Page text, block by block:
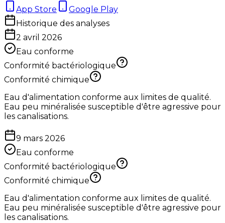
App Store
Google Play
Historique des analyses
2 avril 2026
Eau conforme
Conformité bactériologique
Conformité chimique
Eau d'alimentation conforme aux limites de qualité.
Eau peu minéralisée susceptible d'être agressive pour
les canalisations.
9 mars 2026
Eau conforme
Conformité bactériologique
Conformité chimique
Eau d'alimentation conforme aux limites de qualité.
Eau peu minéralisée susceptible d'être agressive pour
les canalisations.